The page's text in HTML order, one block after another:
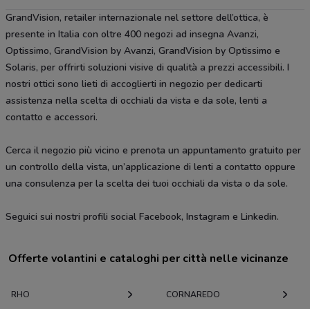
GrandVision, retailer internazionale nel settore dell’ottica, è
presente in Italia con oltre 400 negozi ad insegna Avanzi,
Optissimo, GrandVision by Avanzi, GrandVision by Optissimo e
Solaris, per offrirti soluzioni visive di qualità a prezzi accessibili. I
nostri ottici sono lieti di accoglierti in negozio per dedicarti
assistenza nella scelta di occhiali da vista e da sole, lenti a
contatto e accessori.
Cerca il negozio più vicino e prenota un appuntamento gratuito per
un controllo della vista, un’applicazione di lenti a contatto oppure
una consulenza per la scelta dei tuoi occhiali da vista o da sole.
Seguici sui nostri profili social Facebook, Instagram e Linkedin.
Offerte volantini e cataloghi per città nelle vicinanze
RHO CORNAREDO